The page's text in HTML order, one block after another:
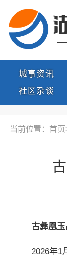
城事资讯
社区杂谈
当前位置：首页
古彝凰
2026年1